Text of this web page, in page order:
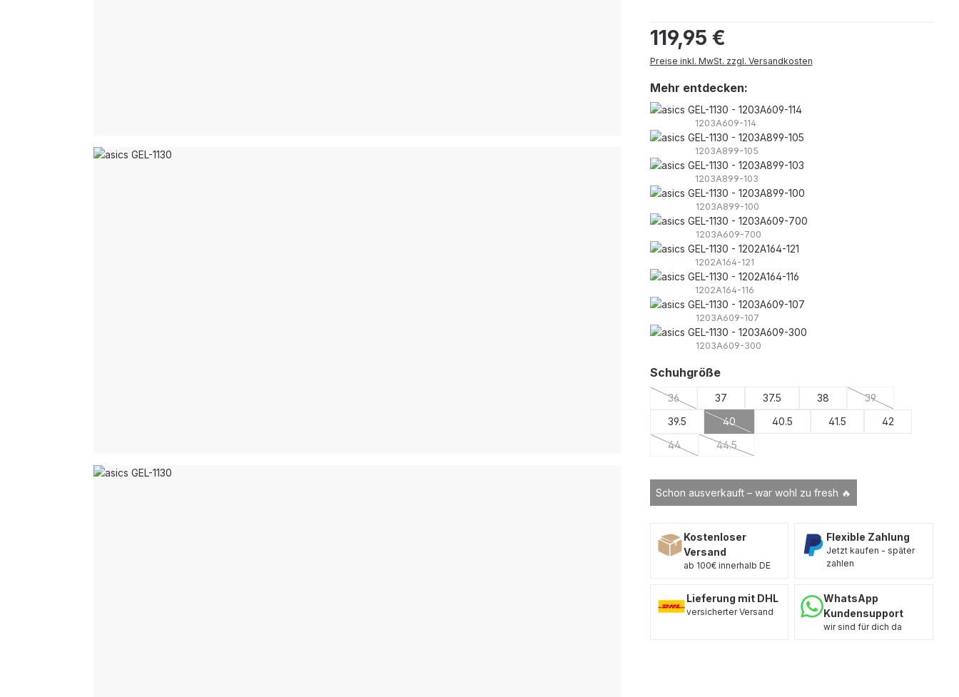
Regulärer Preis:
119,95 €
Preise inkl. MwSt. zzgl. Versandkosten
Schon ausverkauft – war wohl zu fresh 🔥
Mehr entdecken:
1203A609-114
1203A899-105
1203A899-103
1203A899-100
1203A609-700
1202A164-121
1202A164-116
1203A609-107
1203A609-300
Schuhgrößeauswählen
36
(Diese Option ist zurzeit nicht verfügbar.)
37 37.5 38 39
(Diese Option ist
39.5 40
(Diese Option ist zurzeit nicht verfügbar.)
40.5 41.5
42
44
(Diese Option ist zurzeit nicht verfügbar.)
44.5
(Diese Option ist zurzeit nicht verfügbar.)
Kostenloser
Versand
ab 100€ innerhalb DE
Flexible Zahlung
Jetzt kaufen - später
zahlen
Lieferung mit DHL
versicherter Versand
WhatsApp
Kundensupport
wir sind für dich da